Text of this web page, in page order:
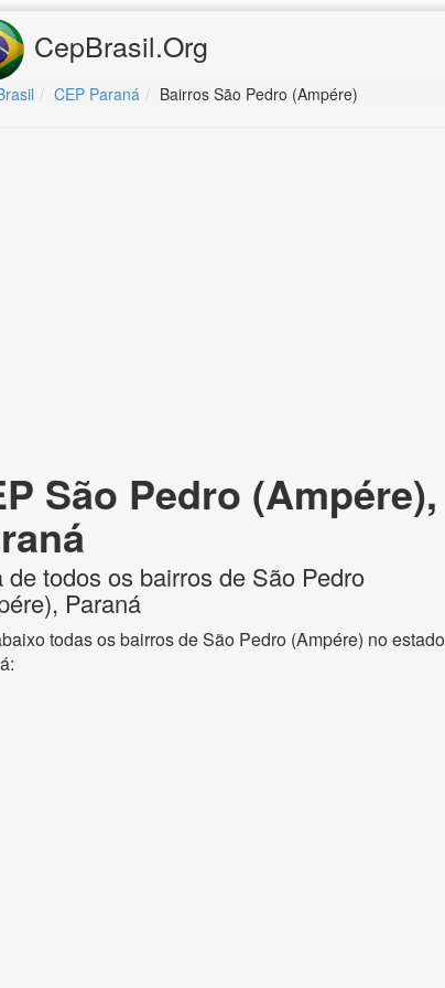
CepBrasil.Org
CEP Paraná Bairros São Pedro (Ampére)
São Pedro (Ampére),
de todos os bairros de São Pedro
Paraná
todas os bairros de São Pedro (Ampére) no estado